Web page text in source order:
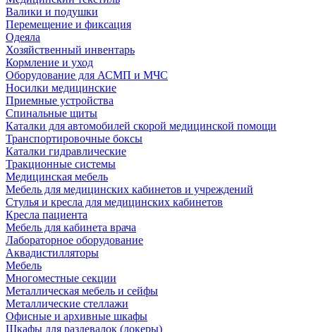
Валики и подушки
Перемещение и фиксация
Одеяла
Хозяйственный инвентарь
Кормление и уход
Оборудование для АСМП и МЧС
Носилки медицинские
Приемные устройства
Спинальные щиты
Каталки для автомобилей скорой медицинской помощи
Транспортировочные боксы
Каталки гидравлические
Тракционные системы
Медицинская мебель
Мебель для медицинских кабинетов и учреждений
Стулья и кресла для медицинских кабинетов
Кресла пациента
Мебель для кабинета врача
Лабораторное оборудование
Аквадистилляторы
Мебель
Многоместные секции
Металлическая мебель и сейфы
Металлические стеллажи
Офисные и архивные шкафы
Шкафы для раздевалок (локеры)